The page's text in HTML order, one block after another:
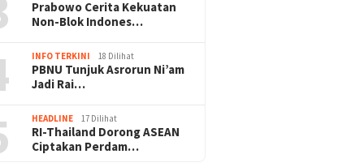
Prabowo Cerita Kekuatan
Non-Blok Indones…
INFO TERKINI 18 Dilihat
PBNU Tunjuk Asrorun Ni’am
Jadi Rai…
HEADLINE 17 Dilihat
RI-Thailand Dorong ASEAN
Ciptakan Perdam…